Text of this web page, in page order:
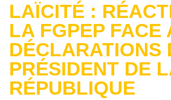
LAÏCITÉ :
LA FGPEP FACE
DÉCLARATIONS
PRÉSIDENT DE
RÉPUBLIQUE